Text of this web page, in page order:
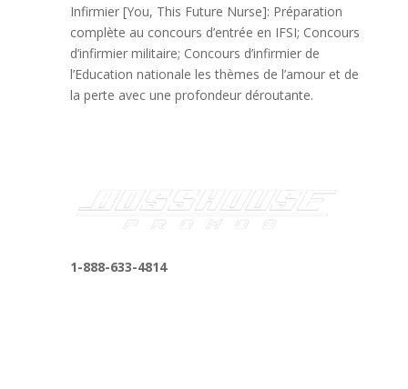
Infirmier [You, This Future Nurse]: Préparation
complète au concours d’entrée en IFSI; Concours
d’infirmier militaire; Concours d’infirmier de
l’Education nationale les thèmes de l’amour et de
la perte avec une profondeur déroutante.
1-888-633-4814